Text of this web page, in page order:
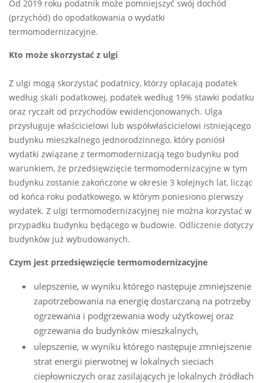
Od 2019 roku podatnik może pomniejszyć swój dochód
(przychód) do opodatkowania o wydatki
termomodernizacyjne.
Kto może skorzystać z ulgi
Z ulgi mogą skorzystać podatnicy, którzy opłacają podatek
według skali podatkowej, podatek według 19% stawki podatku
oraz ryczałt od przychodów ewidencjonowanych. Ulga
przysługuje właścicielowi lub współwłaścicielowi istniejącego
budynku mieszkalnego jednorodzinnego, który poniósł
wydatki związane z termomodernizacją tego budynku pod
warunkiem, że przedsięwzięcie termomodernizacyjne w tym
budynku zostanie zakończone w okresie 3 kolejnych lat, licząc
od końca roku podatkowego, w którym poniesiono pierwszy
wydatek. Z ulgi termomodernizacyjnej nie można korzystać w
przypadku budynku będącego w budowie. Odliczenie dotyczy
budynków już wybudowanych.
Czym jest przedsięwzięcie termomodernizacyjne
ulepszenie, w wyniku którego następuje zmniejszenie
zapotrzebowania na energię dostarczaną na potrzeby
ogrzewania i podgrzewania wody użytkowej oraz
ogrzewania do budynków mieszkalnych,
ulepszenie, w wyniku którego następuje zmniejszenie
strat energii pierwotnej w lokalnych sieciach
ciepłowniczych oraz zasilających je lokalnych źródłach